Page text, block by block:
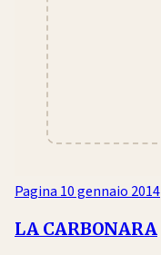
Pagina 10 gennaio 2014
LA CARBONARA